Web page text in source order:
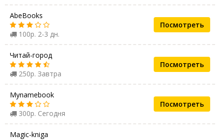
AbeBooks
100р. 2-3 дн.
Посмотреть
Читай-город
250р. Завтра
Посмотреть
Mynamebook
300р. Сегодня
Посмотреть
Magic-kniga